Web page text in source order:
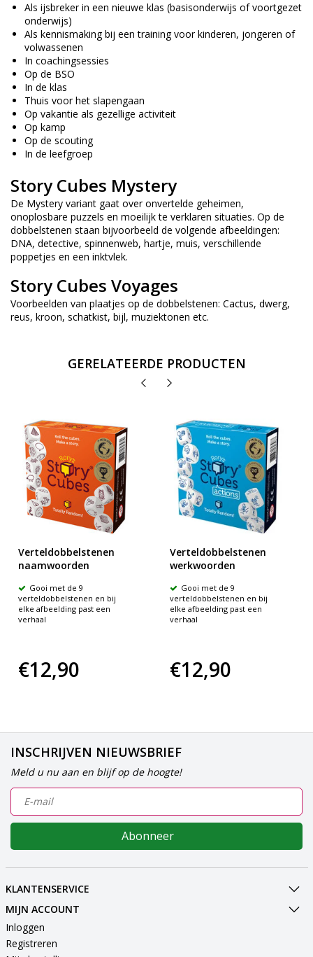
Als ijsbreker in een nieuwe klas (basisonderwijs of voortgezet
onderwijs)
Als kennismaking bij een training voor kinderen, jongeren of
volwassenen
In coachingsessies
Op de BSO
In de klas
Thuis voor het slapengaan
Op vakantie als gezellige activiteit
Op kamp
Op de scouting
In de leefgroep
Story Cubes Mystery
De Mystery variant gaat over onvertelde geheimen,
onoplosbare puzzels en moeilijk te verklaren situaties. Op de
dobbelstenen staan bijvoorbeeld de volgende afbeeldingen:
DNA, detective, spinnenweb, hartje, muis, verschillende
poppetjes en een inktvlek.
Story Cubes Voyages
Voorbeelden van plaatjes op de dobbelstenen: Cactus, dwerg,
reus, kroon, schatkist, bijl, muziektonen etc.
GERELATEERDE PRODUCTEN
Verteldobbelstenen
naamwoorden
Gooi met de 9
verteldobbelstenen en bij
elke afbeelding past een
verhaal
€12,90
Verteldobbelstenen
werkwoorden
Gooi met de 9
verteldobbelstenen en bij
elke afbeelding past een
verhaal
€12,90
INSCHRIJVEN NIEUWSBRIEF
Meld u nu aan en blijf op de hoogte!
Abonneer
KLANTENSERVICE
MIJN ACCOUNT
Inloggen
Registreren